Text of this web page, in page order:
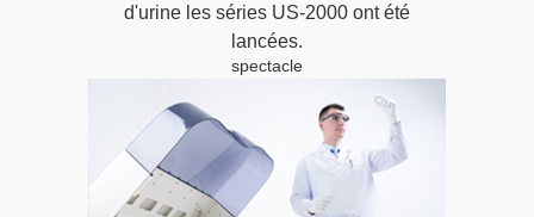
d'urine les séries US-2000 ont été
lancées.
spectacle